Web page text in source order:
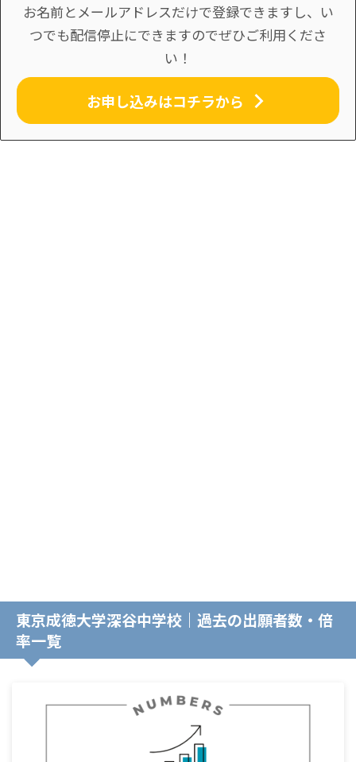
お名前とメールアドレスだけで登録できますし、い
つでも配信停止にできますのでぜひご利用くださ
い！
お申し込みはコチラから
東京成徳大学深谷中学校｜過去の出願者数・倍
率一覧